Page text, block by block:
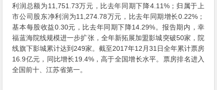
利润总额为11,751.73万元，比去年同期下降4.11%；归属于上
市公司股东净利润为11,274.78万元，比去年同期增长0.22%；
基本每股收益0.30元，比去年同期下降14.29%。报告期内，幸
福蓝海院线规模进一步扩张，全年新拓展加盟影城突破50家，院
线旗下影城累计达到249家。截至2017年12月31日全年累计票房
16.9亿元，同比增长19.4%，高于全国增长水平。票房排名进入
全国前十、江苏省第一。